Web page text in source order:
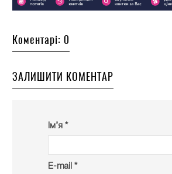
Коментарі: 0
ЗАЛИШИТИ КОМЕНТАР
Ім’я *
E-mail *